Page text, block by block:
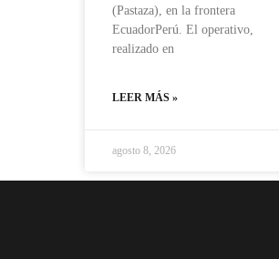
(Pastaza), en la frontera
EcuadorPerú. El operativo,
realizado en
LEER MÁS »
agosto 8, 2026